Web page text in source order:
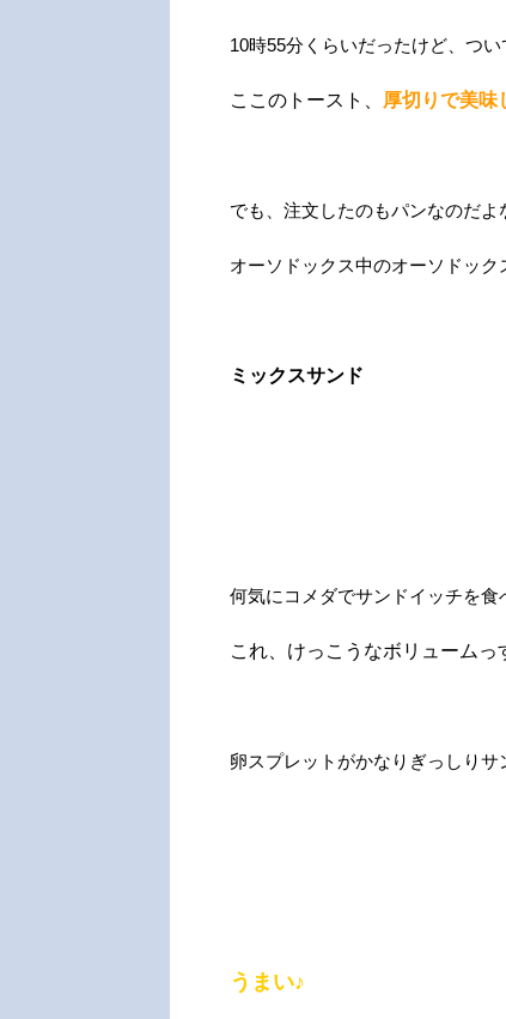
10時55分くらいだったけど、つい
ここのトースト、 厚切りで美味
でも、注文したのもパンなのだよ
オーソドックス中のオーソドック
ミックスサンド
何気にコメダでサンドイッチを食
これ、けっこうなボリュームっ
卵スプレットがかなりぎっしりサ
うまい♪